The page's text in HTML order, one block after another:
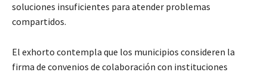
soluciones insuficientes para atender problemas
compartidos.
El exhorto contempla que los municipios consideren la
firma de convenios de colaboración con instituciones